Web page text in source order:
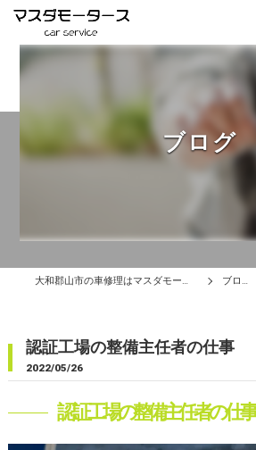
ブログ
大和郡山市の車修理はマスダモータース ブログ
認証工場の整備主任者の仕事
2022/05/26
認証工場の整備主任者の仕事